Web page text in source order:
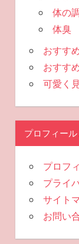
体の
体臭
おすす
おすす
可愛く
プロフィー
プロフ
プライ
サイト
お問い